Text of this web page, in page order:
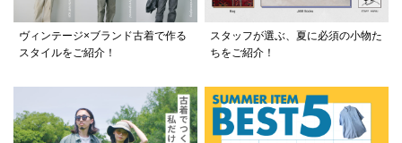
ヴィンテージ×ブランド古着で作る
スタイルをご紹介！
スタッフが選ぶ、夏に必須の小物た
ちをご紹介！